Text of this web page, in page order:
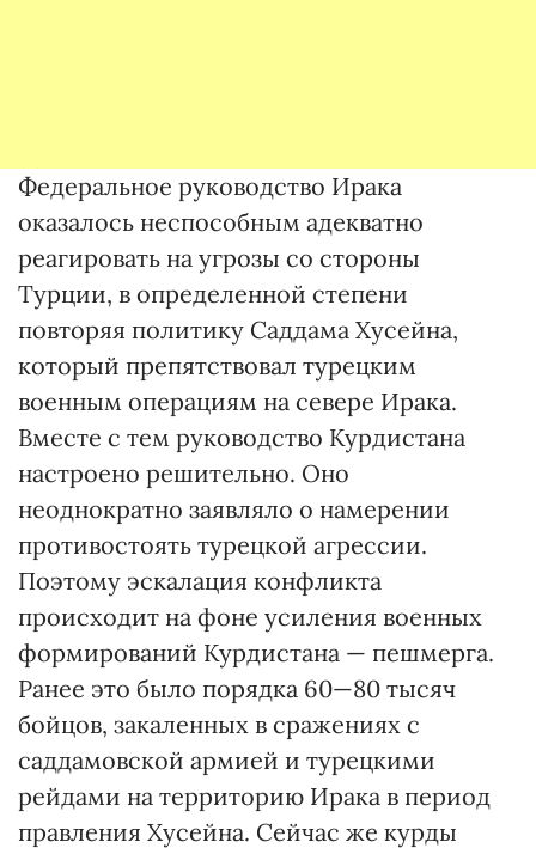
Федеральное руководство Ирака
оказалось неспособным адекватно
реагировать на угрозы со стороны
Турции, в определенной степени
повторяя политику Саддама Хусейна,
который препятствовал турецким
военным операциям на севере Ирака.
Вместе с тем руководство Курдистана
настроено решительно. Оно
неоднократно заявляло о намерении
противостоять турецкой агрессии.
Поэтому эскалация конфликта
происходит на фоне усиления военных
формирований Курдистана — пешмерга.
Ранее это было порядка 60—80 тысяч
бойцов, закаленных в сражениях с
саддамовской армией и турецкими
рейдами на территорию Ирака в период
правления Хусейна. Сейчас же курды